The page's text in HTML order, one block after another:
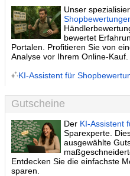
Unser
bewertet
Portalen. Profitieren Sie von
Analyse vor Ihrem Online-Kauf.
KI-Assistent für
Gutscheine
Der KI-Assistent
Sparexperte.
ausgewählte
Entdecken Sie die einfachste
sparen.